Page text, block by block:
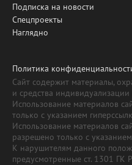
Подписка на новости
Спецпроекты
Наглядно
Политика
Сайт содержит материалы,
и средства
Использование материалов
только с указанием
Использование материалов
разрешено только с
К нарушителям данного
предусмотренные ст. 1301 ГК